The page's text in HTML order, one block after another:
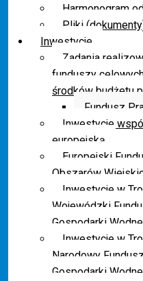
Harmonogram
Pliki
Inwestycje
Zadania
funduszy
środków budżetu
Fundusz
Inwestycje
europejską
Europejski
Obszarów
Inwestycje w
Wojewódzki
Gospodarki
Inwestycje w
Narodowy
Gospodarki